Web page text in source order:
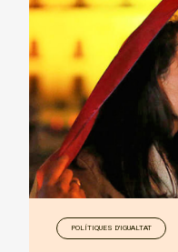
POLÍTIQUES D'IGUALTAT